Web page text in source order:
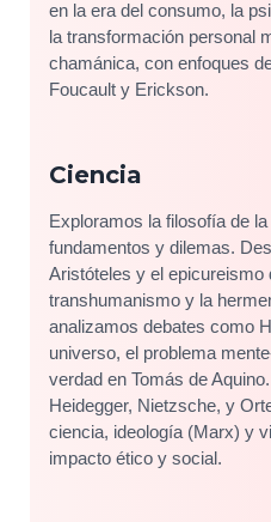
en la era del consumo, la
la transformación personal
chamánica, con enfoques
Foucault y Erickson.
Ciencia
Exploramos la filosofía de
fundamentos y dilemas.
Aristóteles y el epicureismo
transhumanismo y la
analizamos debates como
universo, el problema
verdad en Tomás de
Heidegger, Nietzsche, y
ciencia, ideología (Marx) y
impacto ético y social.